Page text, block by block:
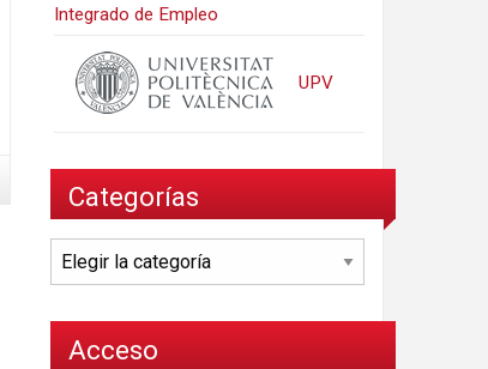
Integrado de Empleo
UPV
Categorías
Categorías
Acceso